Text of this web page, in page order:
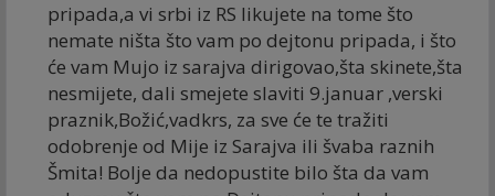
pripada,a vi srbi iz RS likujete na tome što
nemate ništa što vam po dejtonu pripada, i što
će vam Mujo iz sarajva dirigovao,šta skinete,šta
nesmijete, dali smejete slaviti 9.januar ,verski
praznik,Božić,vadkrs, za sve će te tražiti
odobrenje od Mije iz Sarajva ili švaba raznih
Šmita! Bolje da nedopustite bilo šta da vam